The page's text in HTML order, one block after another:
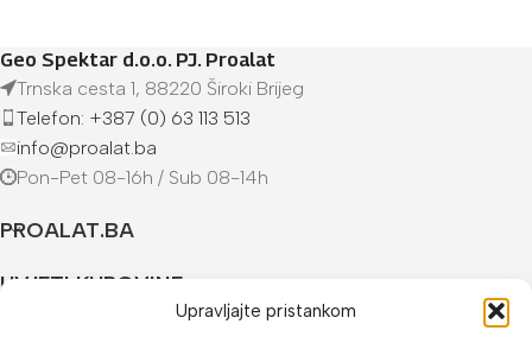
Upravljajte pristankom
Geo Spektar d.o.o. PJ. Proalat
Trnska cesta 1, 88220 Široki Brijeg
Telefon: +387 (0) 63 113 513
info@proalat.ba
Pon-Pet 08-16h / Sub 08-14h
PROALAT.BA
UVJETI KUPOVINE